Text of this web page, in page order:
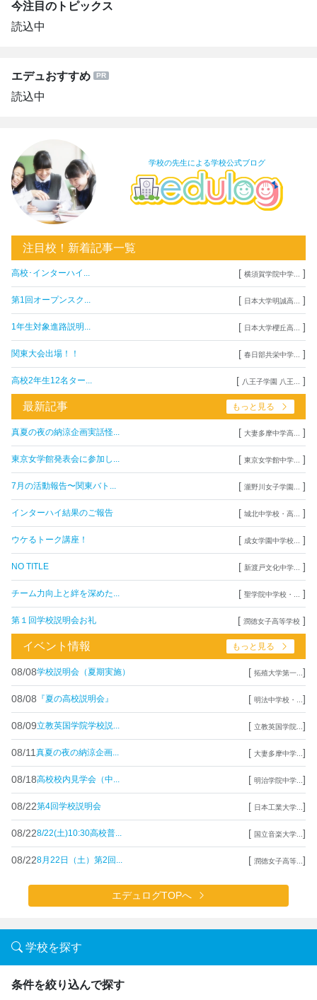
今注目のトピックス
読込中
エデュおすすめ
読込中
学校の先生による学校公式ブログ
注目校！新着記事一覧
高校･インターハイ... [ 横須賀学院中学... ]
第1回オープンスク... [ 日本大学明誠高... ]
1年生対象進路説明... [ 日本大学櫻丘高... ]
関東大会出場！！ [ 春日部共栄中学... ]
高校2年生12名ター... [ 八王子学園 八王... ]
最新記事 もっと見る
真夏の夜の納涼企画実話怪... [ 大妻多摩中学高... ]
東京女学館発表会に参加し... [ 東京女学館中学... ]
7月の活動報告〜関東バト... [ 瀧野川女子学園... ]
インターハイ結果のご報告 [ 城北中学校・高... ]
ウケるトーク講座！ [ 成女学園中学校... ]
NO TITLE [ 新渡戸文化中学... ]
チーム力向上と絆を深めた... [ 聖学院中学校・... ]
第１回学校説明会お礼 [ 潤徳女子高等学校 ]
イベント情報 もっと見る
08/08学校説明会（夏期実施） [ 拓殖大学第一... ]
08/08 『夏の高校説明会』 [ 明法中学校・... ]
08/09立教英国学院学校説... [ 立教英国学院... ]
08/11 真夏の夜の納涼企画... [ 大妻多摩中学... ]
08/18高校校内見学会（中... [ 明治学院中学... ]
08/22第4回学校説明会 [ 日本工業大学... ]
08/228/22(土)10:30高校普... [ 国立音楽大学... ]
08/228月22日（土）第2回... [ 潤徳女子高等... ]
エデュログTOPへ
学校を探す
条件を絞り込んで探す